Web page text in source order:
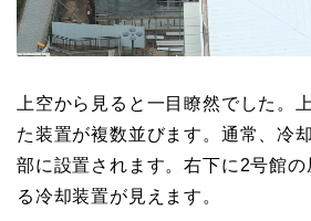
上空から見ると一目瞭然でした。
た装置が複数並びます。通常、冷
部に設置されます。右下に2号館
る冷却装置が見えます。